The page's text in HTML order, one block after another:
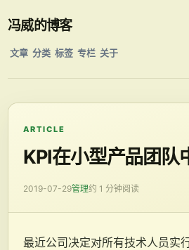
冯威的博客
文章 分类 标签 专栏 关于
ARTICLE
KPI在小型产品团队
2019-07-29管理约 1 分钟阅读
最近公司决定对所有技术人员实